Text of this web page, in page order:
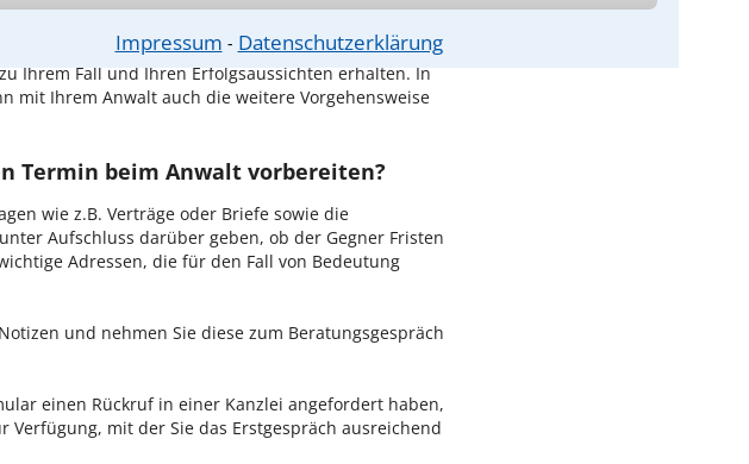
Impressum ⁃ Datenschutzerklärung
Rechtsanwalt für Beleidigung in
in Ruhe den Sachverhalt zu schildern, sodass
Ihrem Fall und Ihren Erfolgsaussichten erhalten. In
mit Ihrem Anwalt auch die weitere Vorgehensweise
Termin beim Anwalt vorbereiten?
wie z.B. Verträge oder Briefe sowie die
Aufschluss darüber geben, ob der Gegner Fristen
Adressen, die für den Fall von Bedeutung
und nehmen Sie diese zum Beratungsgespräch
einen Rückruf in einer Kanzlei angefordert haben,
Verfügung, mit der Sie das Erstgespräch ausreichend